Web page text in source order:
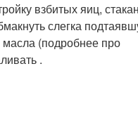
взбитых яиц, стакан
слегка
(подробнее про
.